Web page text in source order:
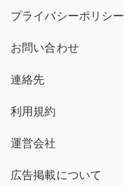
プライバシーポリシー
お問い合わせ
連絡先
利用規約
運営会社
広告掲載について